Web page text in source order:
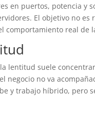
en puertos, potencia y
El objetivo no
comportamiento real de
lentitud suele
negocio no va
y trabajo híbrido, pero